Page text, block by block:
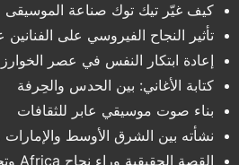
كيف غيّر تيك توك صناعة الموسيقى
تأثير النجاح الفيروسي على
إعادة ابتكار النفس في عصر
كتابة الأغاني: بين الحدس والحِرفة
بناء صوت موسيقي عابر للثقافات
نشأته بين الشرق الأوسط والإمارات
القصة الحقيقية وراء نجاح Africa وتحقيقها مبيعات متعددة البلاتين